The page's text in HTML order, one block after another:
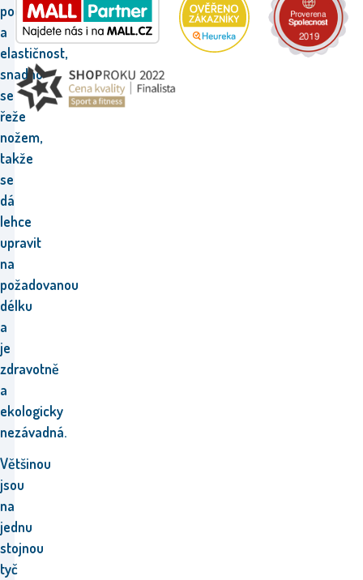
poddajnost
a
elastičnost,
snadno
se
řeže
nožem,
takže
se
dá
lehce
upravit
na
požadovanou
délku
a
je
zdravotně
a
ekologicky
nezávadná.
Většinou
jsou
na
jednu
stojnou
tyč